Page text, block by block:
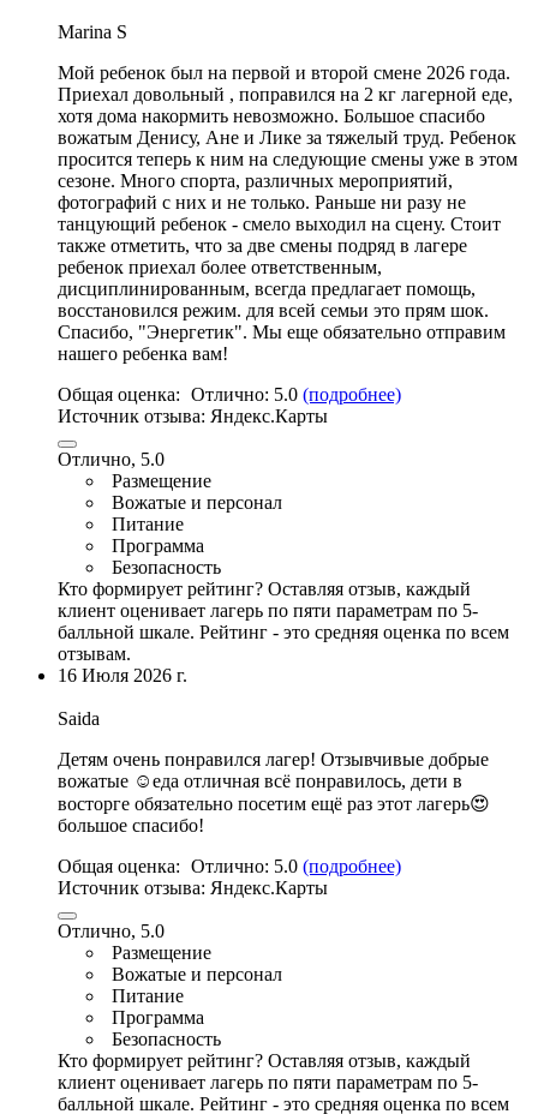
Marina S
Мой ребенок был на первой и второй смене 2026 года.
Приехал довольный , поправился на 2 кг лагерной еде,
хотя дома накормить невозможно. Большое спасибо
вожатым Денису, Ане и Лике за тяжелый труд. Ребенок
просится теперь к ним на следующие смены уже в этом
сезоне. Много спорта, различных мероприятий,
фотографий с них и не только. Раньше ни разу не
танцующий ребенок - смело выходил на сцену. Стоит
также отметить, что за две смены подряд в лагере
ребенок приехал более ответственным,
дисциплинированным, всегда предлагает помощь,
восстановился режим. для всей семьи это прям шок.
Спасибо, "Энергетик". Мы еще обязательно отправим
нашего ребенка вам!
Общая оценка: Отлично: 5.0 (подробнее)
Источник отзыва: Яндекс.Карты
Отлично, 5.0
Размещение
Вожатые и персонал
Питание
Программа
Безопасность
Кто формирует рейтинг? Оставляя отзыв, каждый
клиент оценивает лагерь по пяти параметрам по 5-
балльной шкале. Рейтинг - это средняя оценка по всем
отзывам.
16 Июля 2026 г.
Saida
Детям очень понравился лагер! Отзывчивые добрые
вожатые ☺️еда отличная всё понравилось, дети в
восторге обязательно посетим ещё раз этот лагерь😍
большое спасибо!
Общая оценка: Отлично: 5.0 (подробнее)
Источник отзыва: Яндекс.Карты
Отлично, 5.0
Размещение
Вожатые и персонал
Питание
Программа
Безопасность
Кто формирует рейтинг? Оставляя отзыв, каждый
клиент оценивает лагерь по пяти параметрам по 5-
балльной шкале. Рейтинг - это средняя оценка по всем